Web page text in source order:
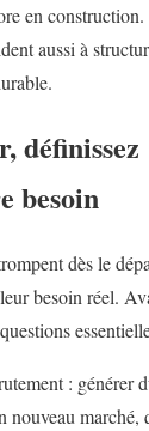
en
aussi à
définissez
besoin
dès le
besoin réel.
: générer
marché,